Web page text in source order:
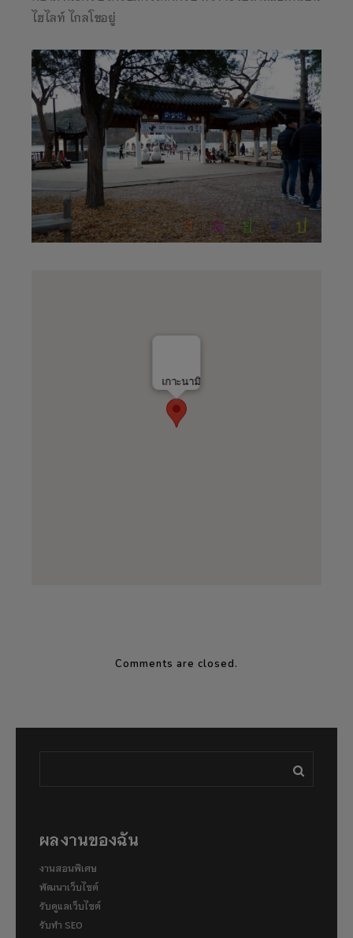
ไฮไลท์ ไกลโขอยู่
เกาะนามิ
Comments are closed.
ผลงานของฉัน
งานสอนพิเศษ
พัฒนาเว็บไซต์
รับดูแลเว็บไซต์
รับทำ SEO